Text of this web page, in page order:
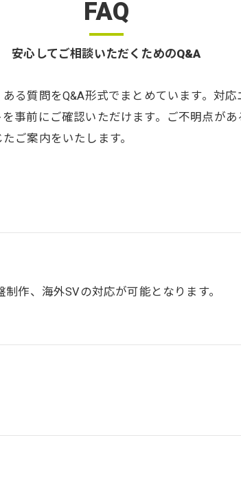
安心してご相談いただくためのQ&A
FAQ
る質問をQ&A形式でまとめています。対
事前にご確認いただけます。ご不明点が
ご案内をいたします。
作、海外SVの対応が可能となります。